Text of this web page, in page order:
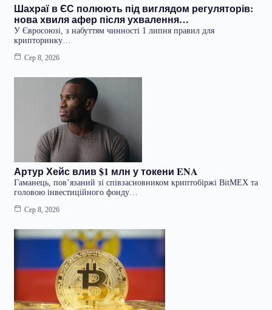
Шахраї в ЄС полюють під виглядом регуляторів:
нова хвиля афер після ухвалення…
У Євросоюзі, з набуттям чинності 1 липня правил для
крипторинку…
Сер 8, 2026
Артур Хейс влив $1 млн у токени ENA
Гаманець, пов’язаний зі співзасновником криптобіржі BitMEX та
головою інвестиційного фонду…
Сер 8, 2026